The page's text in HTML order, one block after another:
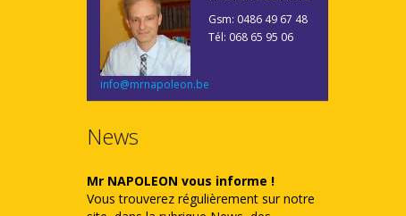
Gsm: 0486 49 67 48
Tél: 068 65 95 06
info@mrnapoleon.be
News
Mr NAPOLEON vous informe !
Vous trouverez régulièrement sur notre